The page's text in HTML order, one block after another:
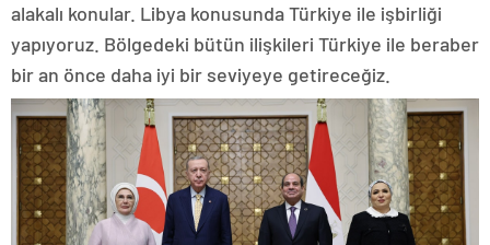
alakalı konular. Libya konusunda Türkiye ile işbirliği
yapıyoruz. Bölgedeki bütün ilişkileri Türkiye ile beraber
bir an önce daha iyi bir seviyeye getireceğiz.